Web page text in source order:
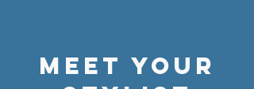
Meet Your